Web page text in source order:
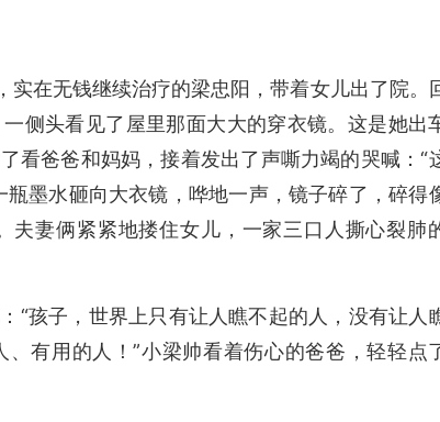
在无钱继续治疗的梁忠阳，带着女儿出了院。
侧头看见了屋里那面大大的穿衣镜。这是她出
看爸爸和妈妈，接着发出了声嘶力竭的哭喊：“
墨水砸向大衣镜，哗地一声，镜子碎了，碎得
妻俩紧紧地搂住女儿，一家三口人撕心裂肺
“孩子，世界上只有让人瞧不起的人，没有让人
有用的人！”小梁帅看着伤心的爸爸，轻轻点